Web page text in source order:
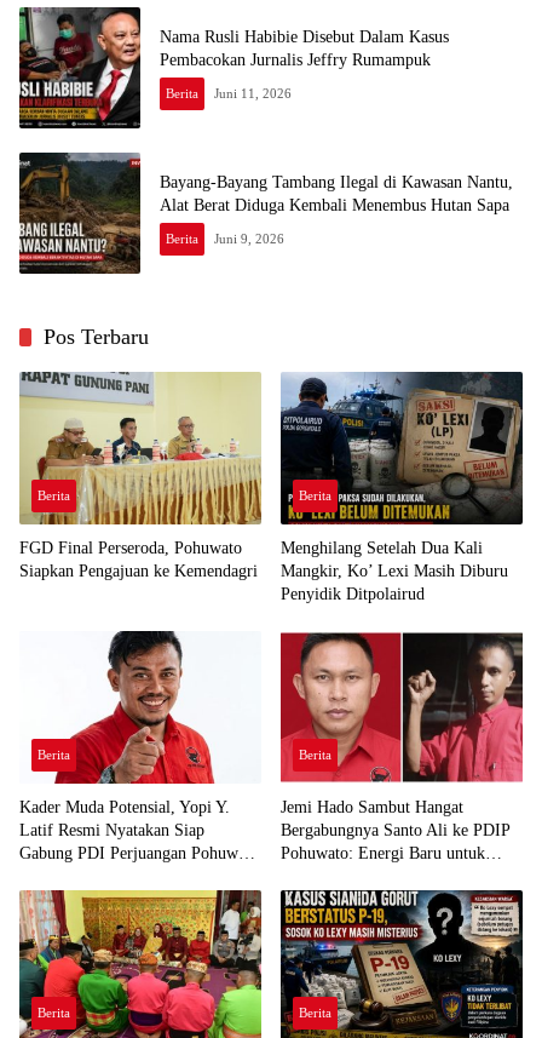
Nama Rusli Habibie Disebut Dalam Kasus
Pembacokan Jurnalis Jeffry Rumampuk
Berita Juni 11, 2026
Bayang-Bayang Tambang Ilegal di Kawasan Nantu,
Alat Berat Diduga Kembali Menembus Hutan Sapa
Berita Juni 9, 2026
Pos Terbaru
Berita
FGD Final Perseroda, Pohuwato
Siapkan Pengajuan ke Kemendagri
Berita
Menghilang Setelah Dua Kali
Mangkir, Ko’ Lexi Masih Diburu
Penyidik Ditpolairud
Berita
Kader Muda Potensial, Yopi Y.
Latif Resmi Nyatakan Siap
Gabung PDI Perjuangan Pohuwato
Berita
Jemi Hado Sambut Hangat
Bergabungnya Santo Ali ke PDIP
Pohuwato: Energi Baru untuk
Berita Berita